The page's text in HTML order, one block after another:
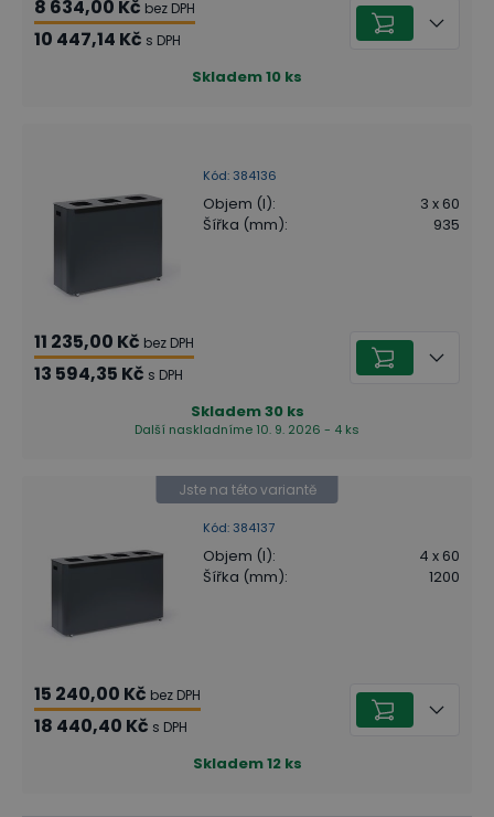
8 634,00 Kč bez DPH
10 447,14 Kč s DPH
Skladem10 ks
Kód: 384136
Objem (l):
3 x 60
Šířka (mm): 935
11 235,00 Kč bez DPH
13 594,35 Kč s DPH
Skladem30 ks
Další naskladníme 10. 9. 2026 - 4 ks
Kód: 384137
Jste na této variantě
Objem (l):
4 x 60
Šířka (mm): 1200
15 240,00 Kč bez DPH
18 440,40 Kč s DPH
Skladem12 ks